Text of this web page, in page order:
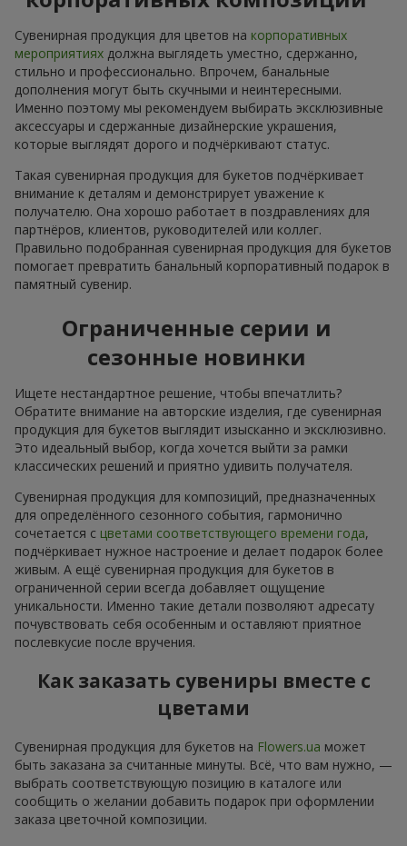
Сувенирная продукция для цветов на корпоративных
мероприятиях должна выглядеть уместно, сдержанно,
стильно и профессионально. Впрочем, банальные
дополнения могут быть скучными и неинтересными.
Именно поэтому мы рекомендуем выбирать эксклюзивные
аксессуары и сдержанные дизайнерские украшения,
которые выглядят дорого и подчёркивают статус.
Такая сувенирная продукция для букетов подчёркивает
внимание к деталям и демонстрирует уважение к
получателю. Она хорошо работает в поздравлениях для
партнёров, клиентов, руководителей или коллег.
Правильно подобранная сувенирная продукция для букетов
помогает превратить банальный корпоративный подарок в
памятный сувенир.
Ограниченные серии и
сезонные новинки
Ищете нестандартное решение, чтобы впечатлить?
Обратите внимание на авторские изделия, где сувенирная
продукция для букетов выглядит изысканно и эксклюзивно.
Это идеальный выбор, когда хочется выйти за рамки
классических решений и приятно удивить получателя.
Сувенирная продукция для композиций, предназначенных
для определённого сезонного события, гармонично
сочетается с цветами соответствующего времени года,
подчёркивает нужное настроение и делает подарок более
живым. А ещё сувенирная продукция для букетов в
ограниченной серии всегда добавляет ощущение
уникальности. Именно такие детали позволяют адресату
почувствовать себя особенным и оставляют приятное
послевкусие после вручения.
Как заказать сувениры вместе с
цветами
Сувенирная продукция для букетов на Flowers.ua может
быть заказана за считанные минуты. Всё, что вам нужно, —
выбрать соответствующую позицию в каталоге или
сообщить о желании добавить подарок при оформлении
заказа цветочной композиции.